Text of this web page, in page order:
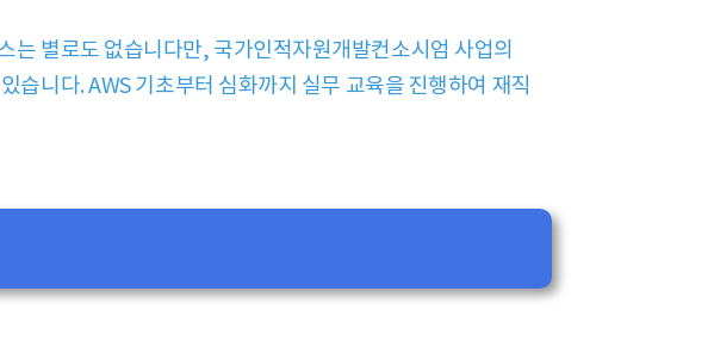
는 별로도 없습니다만, 국가인적자원개발컨소시엄 사업의
습니다. AWS 기초부터 심화까지 실무 교육을 진행하여 재직